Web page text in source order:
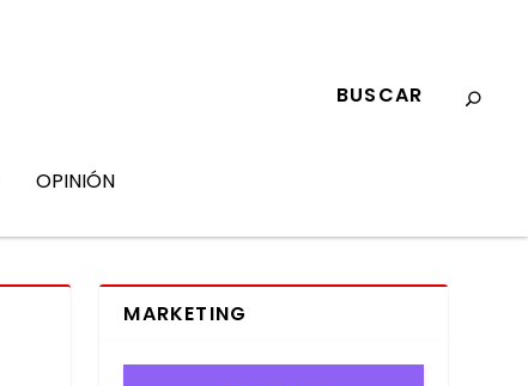
OPINIÓN
MARKETING